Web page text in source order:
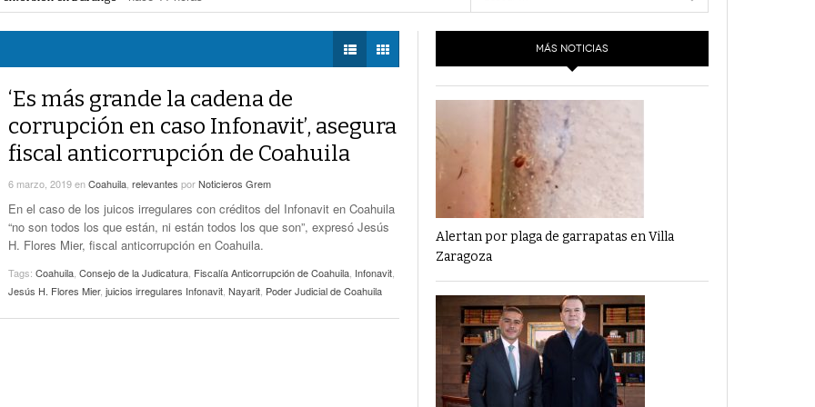
Torreón - hace 14 horas -
Lanzan Convocatoria Del Concurso De Poesía
Enriqueta Ochoa- hace 15 horas -
Expone CLIP Preocupación Por Reformas
Laborales. ‘Hacen Ver A Patrones Como
Enemigos’, Considera - hace 16 horas -
TWEETS AND
ESTÉREO GALLITO
Financiamiento’ Por PC29
‘La Laguna: Bomba De Tiempo Por Falta De
Planeación’ Por PC29
‘Las Corrupciones, Sus Formas Y Efectos’ Por
PC29 - 7 mayo, 2021
bloquearon Mieleras- hace 11 horas -
Agua Saludable- hace 11 horas -
Justicia de Durango por presunto cohecho
‘Es más grande la cadena de
corrupción en caso Infonavit’, asegura
fiscal anticorrupción de Coahuila
6 marzo, 2019enCoahuila relevantes porNoticieros Grem
En el caso de los juicos irregulares con créditos del Infonavit en Coahuila
“no son todos los que están, ni están todos los que son”, expresó Jesús
H. Flores Mier, fiscal anticorrupción en Coahuila.
Tags: Coahuila Consejo de la Judicatura Fiscalía Anticorrupción de Coahuila Infonavit
Jesús H. Flores Mier, juicios irregulares Infonavit Nayarit Poder Judicial de Coahuila
MÁS NOTICIAS
Alertan por plaga de garrapatas en Villa
Zaragoza